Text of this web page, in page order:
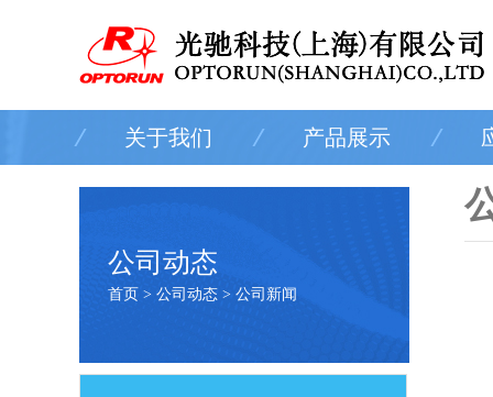
关于我们 产品展示
公司动态
首页 > 公司动态 > 公司新闻